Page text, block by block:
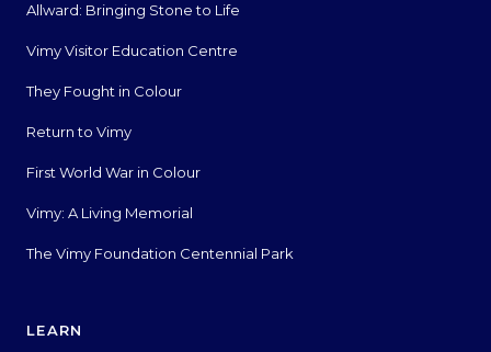
Allward: Bringing Stone to Life
Vimy Visitor Education Centre
They Fought in Colour
Return to Vimy
First World War in Colour
Vimy: A Living Memorial
The Vimy Foundation Centennial Park
LEARN